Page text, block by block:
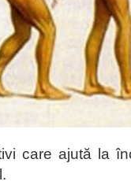
care ajută la